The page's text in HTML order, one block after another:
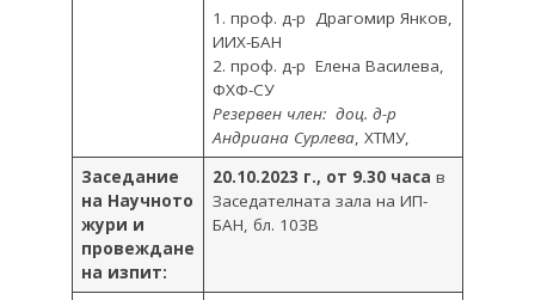
1. проф. д-р Драгомир Янков,
ИИХ-БАН
2. проф. д-р Елена Василева,
ФХФ-СУ
Резервен член: доц. д-р
Андриана Сурлева, ХТМУ,
Заседание
на Научното
жури и
провеждане
на изпит:
20.10.2023 г., от 9.30 часа в
Заседателната зала на ИП-
БАН, бл. 103В